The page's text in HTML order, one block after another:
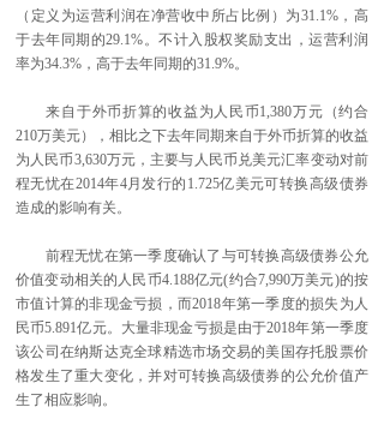
（定义为运营利润在净营收中所占比例）为31.1%，高
于去年同期的29.1%。不计入股权奖励支出，运营利润
率为34.3%，高于去年同期的31.9%。
来自于外币折算的收益为人民币1,380万元（约合
210万美元），相比之下去年同期来自于外币折算的收益
为人民币3,630万元，主要与人民币兑美元汇率变动对前
程无忧在2014年4月发行的1.725亿美元可转换高级债券
造成的影响有关。
前程无忧在第一季度确认了与可转换高级债券公允
价值变动相关的人民币4.188亿元(约合7,990万美元)的按
市值计算的非现金亏损，而2018年第一季度的损失为人
民币5.891亿元。大量非现金亏损是由于2018年第一季度
该公司在纳斯达克全球精选市场交易的美国存托股票价
格发生了重大变化，并对可转换高级债券的公允价值产
生了相应影响。